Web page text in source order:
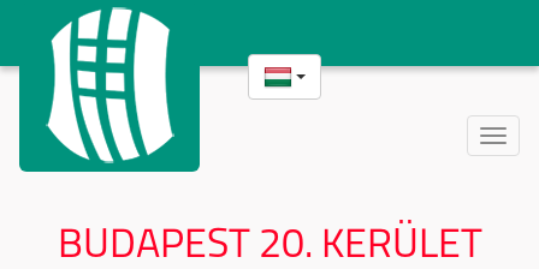
Toggle
BUDAPEST 20. KERÜLET